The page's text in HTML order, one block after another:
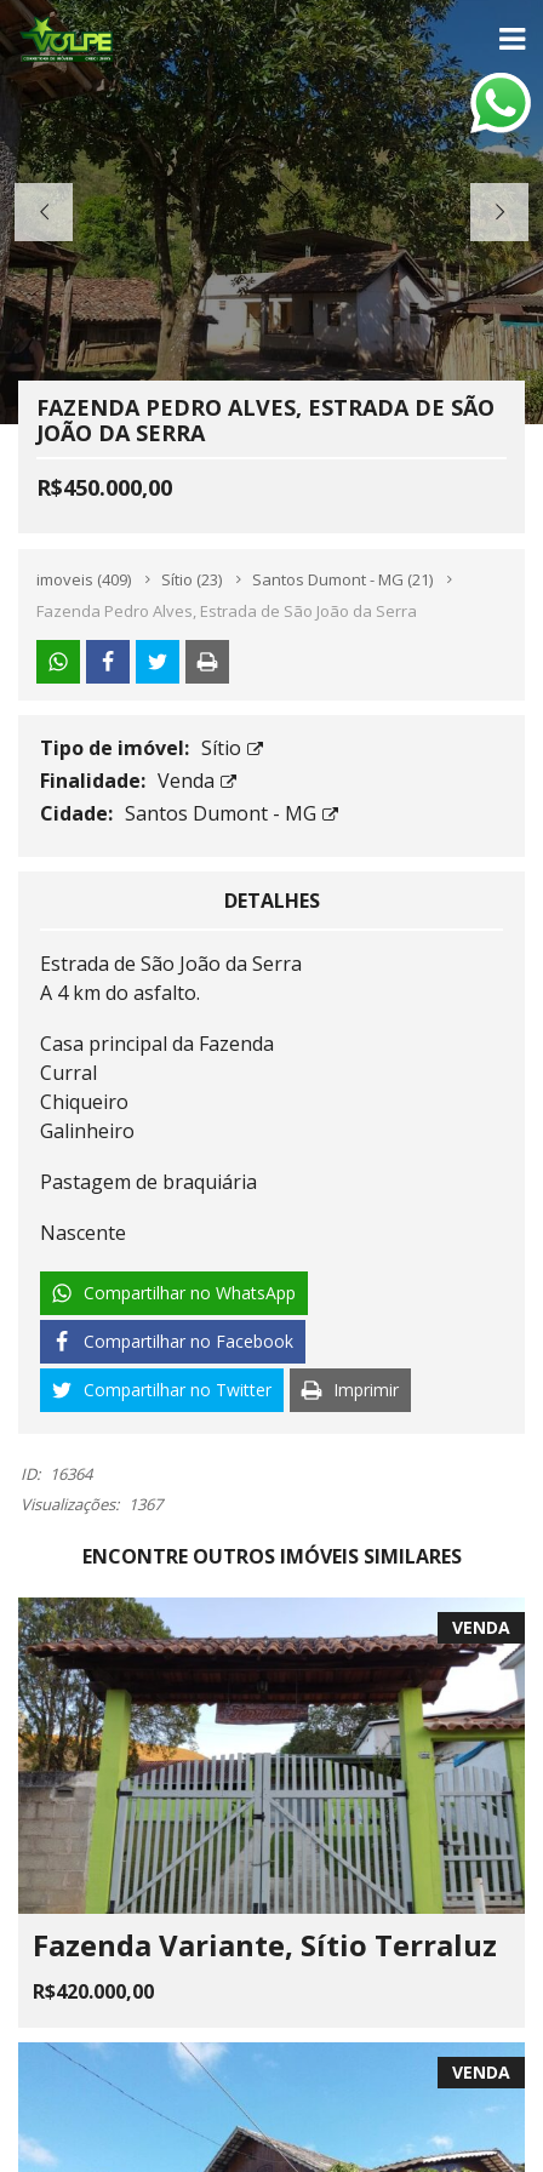
FAZENDA PEDRO ALVES, ESTRADA DE SÃO
JOÃO DA SERRA
R$450.000,00
imoveis (409) Sítio (23) Santos Dumont - MG (21)
Fazenda Pedro Alves, Estrada de São João da Serra
Tipo de imóvel: Sítio
Finalidade: Venda
Cidade: Santos Dumont - MG
DETALHES
Estrada de São João da Serra
A 4 km do asfalto.
Casa principal da Fazenda
Curral
Chiqueiro
Galinheiro
Pastagem de braquiária
Nascente
Compartilhar no WhatsApp
Compartilhar no Facebook
Compartilhar no Twitter Imprimir
ID:
16364
Visualizações:
1367
ENCONTRE OUTROS IMÓVEIS SIMILARES
VENDA
Fazenda Variante, Sítio Terraluz
R$420.000,00
VENDA